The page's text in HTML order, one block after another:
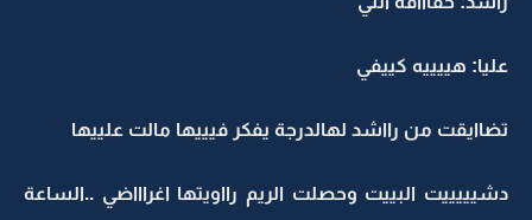
عليا: هييييه كييفي
تضاايقت من رااشد لهالدرجة يفكر فيييها مالت علييها
دشيييييت البييت وحصلت الريم رااويتها اغراااضي ..الساعة